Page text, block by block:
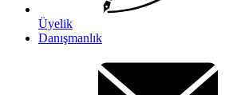
Üyelik
Danışmanlık